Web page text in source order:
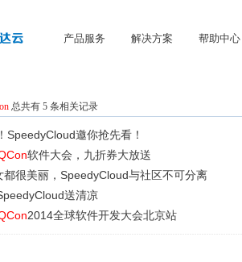
产品服务 解决方案 帮助中心
总共有 5 条相关记录
SpeedyCloud邀你抢先看！
软件大会，九折券大放送
都很美丽，SpeedyCloud与社区不可分离
送清凉
2014全球软件开发大会北京站